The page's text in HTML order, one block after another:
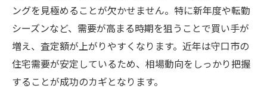
ングを見極めることが欠かせません。特に新年度や転勤
シーズンなど、需要が高まる時期を狙うことで買い手が
増え、査定額が上がりやすくなります。近年は守口市の
住宅需要が安定しているため、相場動向をしっかり把握
することが成功のカギとなります。